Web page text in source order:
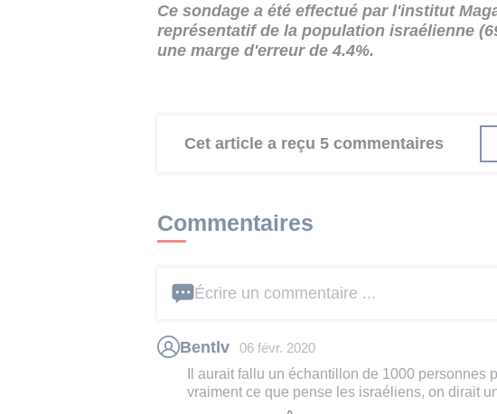
Ce sondage a été effectué par l'institut
représentatif de la population israélienne
une marge d'erreur de 4.4%.
Cet article a reçu 5 commentaires
Commentaires
Écrire un commentaire ...
Bentlv 06 févr. 2020
Il aurait fallu un échantillon de 1000
vraiment ce que pense les israéliens, on dirait